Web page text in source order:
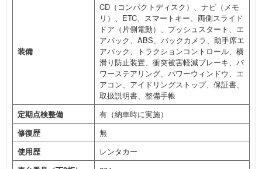
装備
CD（コンパクトディスク）、ナビ（メモ
リ）、ETC、スマートキー、両側スライド
ドア（片側電動）、プッシュスタート、エ
アバック、ABS、バックカメラ、助手席エ
アバック、トラクションコントロール、横
滑り防止装置、衝突被害軽減ブレーキ、パ
ワーステアリング、パワーウィンドウ、エ
アコン、アイドリングストップ、保証書、
取扱説明書、整備手帳
定期点検整備
有（納車時に実施）
修復歴
無
使用歴
レンタカー